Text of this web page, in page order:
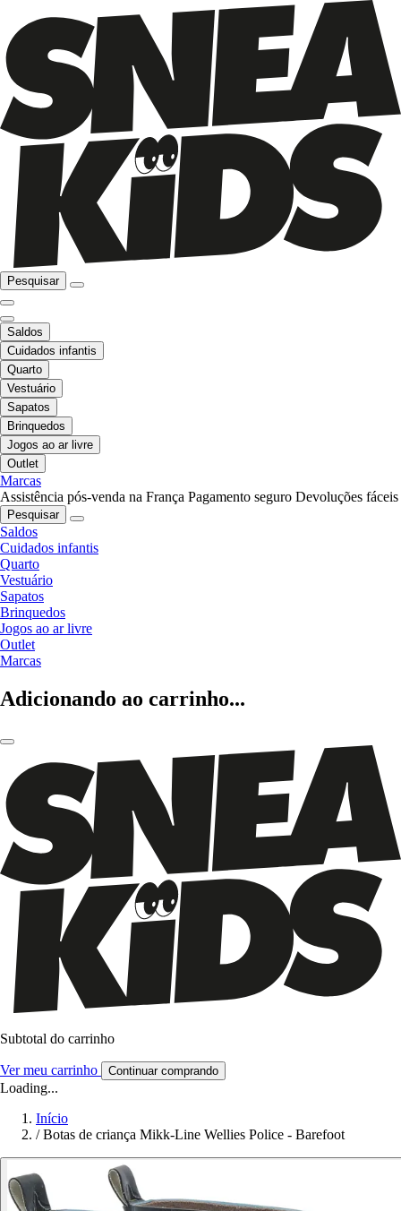
Pesquisar
Saldos
Cuidados infantis
Quarto
Vestuário
Sapatos
Brinquedos
Jogos ao ar livre
Outlet
Marcas
Assistência pós-venda na França Pagamento seguro Devoluções fáceis
Pesquisar
Saldos
Cuidados infantis
Quarto
Vestuário
Sapatos
Brinquedos
Jogos ao ar livre
Outlet
Marcas
Adicionando ao carrinho...
Subtotal do carrinho
Ver meu carrinho Continuar comprando
Loading...
Início
/ Botas de criança Mikk-Line Wellies Police - Barefoot